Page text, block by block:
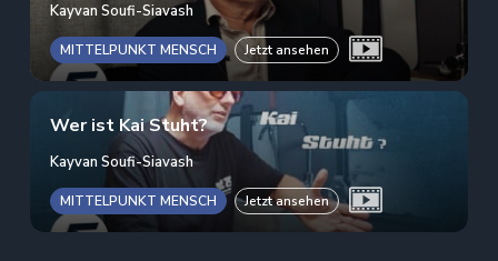
Kayvan Soufi-Siavash
MITTELPUNKT MENSCH Jetzt ansehen
Wer ist Kai Stuht?
Kayvan Soufi-Siavash
MITTELPUNKT MENSCH Jetzt ansehen